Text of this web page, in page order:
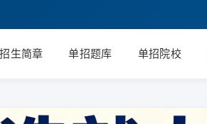
招生简章 单招题库 单招院校